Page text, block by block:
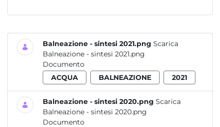
Balneazione - sintesi 2021.png Scarica
Balneazione - sintesi 2021.png
Documento
ACQUA
BALNEAZIONE 2021
Balneazione - sintesi 2020.png Scarica
Balneazione - sintesi 2020.png
Documento